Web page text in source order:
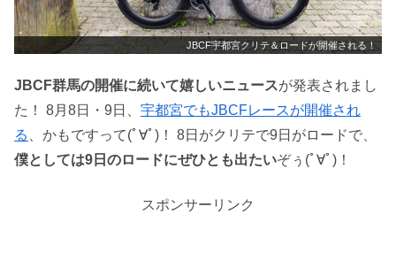
JBCF宇都宮クリテ＆ロードが開催される！
JBCF群馬の開催に続いて嬉しいニュースが発表されまし
た！ 8月8日・9日、 宇都宮でもJBCFレースが開催され
る
、かもですって(ﾟ∀ﾟ)！ 8日がクリテで9日がロードで、
僕としては9日のロードにぜひとも出たいぞぅ(ﾟ∀ﾟ)！
スポンサーリンク